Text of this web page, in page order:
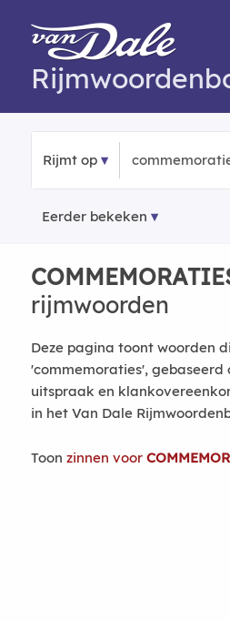
Rijmt op
Eerder bekeken
rijmwoorden
Deze pagina toont woorden
'commemoraties', gebaseerd
uitspraak en
in het Van Dale
Toon zinnen voor